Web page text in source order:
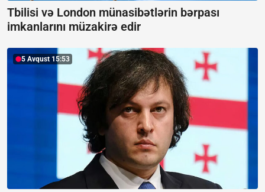
Tbilisi və London münasibətlərin bərpası
imkanlarını müzakirə edir
5 Avqust 15:53